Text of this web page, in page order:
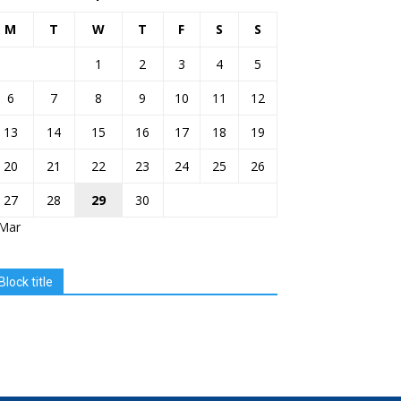
M T W T F S S
1 2 3 4
5
6
7 8 9 10 11
12
13
14 15 16 17 18
19
20
21 22 23 24 25
26
27
28 29
30
title